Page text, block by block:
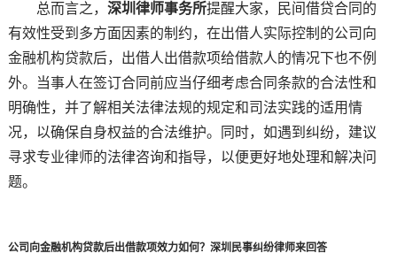
总而言之， 深圳律师事务所提醒大家，民间借贷合同的
有效性受到多方面因素的制约，在出借人实际控制的公司向
金融机构贷款后，出借人出借款项给借款人的情况下也不例
外。当事人在签订合同前应当仔细考虑合同条款的合法性和
明确性，并了解相关法律法规的规定和司法实践的适用情
况，以确保自身权益的合法维护。同时，如遇到纠纷，建议
寻求专业律师的法律咨询和指导，以便更好地处理和解决问
题。
公司向金融机构贷款后出借款项效力如何？深圳民事纠纷律师来回答